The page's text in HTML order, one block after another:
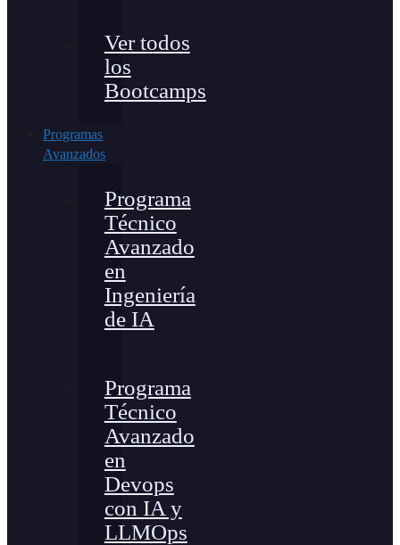
Ver todos
los
Bootcamps
Programas
Avanzados
Programa
Técnico
Avanzado
en
Ingeniería
de IA
Programa
Técnico
Avanzado
en
Devops
con IA y
LLMOps